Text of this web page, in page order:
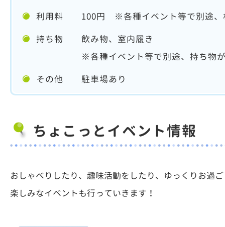
利用料 100円 ※各種イベント等で別途、
持ち物 飲み物、室内履き
※各種イベント等で別途、持ち物が必
その他 駐車場あり
ちょこっとイベント情報
おしゃべりしたり、趣味活動をしたり、ゆっくりお過
楽しみなイベントも行っていきます！